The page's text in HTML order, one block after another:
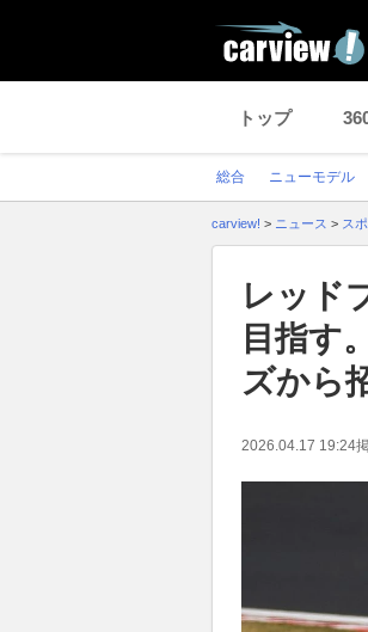
トップ
総合 ニューモデル
carview! > ニュース > ス
レッド
目指す
ズから
2026.04.17 19:24